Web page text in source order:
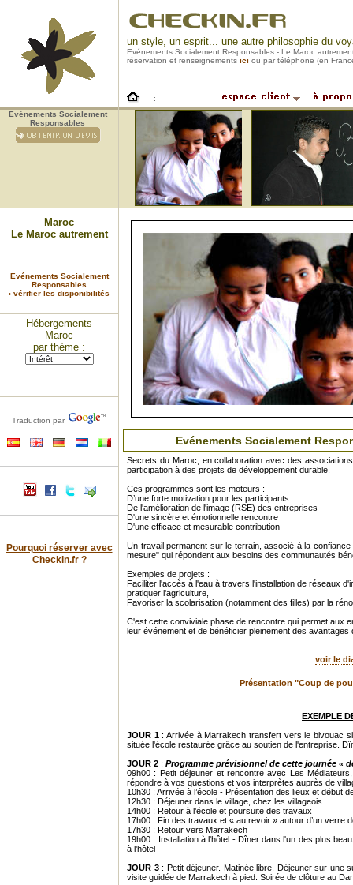
un style, un esprit... une autre philosophie du
Evénements Socialement Responsables - Le Maroc
réservation et renseignements ici ou par téléphone (en
Evénements Socialement
Responsables
Maroc
Le Maroc autrement
Evénements Socialement
Responsables
› vérifier les disponibilités
Hébergements
Maroc
par thème :
Traduction par
Pourquoi réserver avec
Checkin.fr ?
Evénements Socialement
Secrets du Maroc, en collaboration avec des
participation à des projets de développement durable.
Ces programmes sont les moteurs :
D’une forte motivation pour les participants
De l'amélioration de l'image (RSE) des entreprises
D'une sincère et émotionnelle rencontre
D'une efficace et mesurable contribution
Un travail permanent sur le terrain, associé à la
mesure" qui répondent aux besoins des communautés
Exemples de projets :
Faciliter l'accès à l'eau à travers l'installation de réseaux
pratiquer l'agriculture,
Favoriser la scolarisation (notamment des filles) par la
C'est cette conviviale phase de rencontre qui permet aux
leur événement et de bénéficier pleinement des avantages
voir le
Présentation "Coup de
EXEMPLE
JOUR 1: Arrivée à Marrakech transfert vers le bivouac
située l'école restaurée grâce au soutien de l'entreprise.
JOUR 2 : Programme prévisionnel de cette journée «
09h00 : Petit déjeuner et rencontre avec Les
répondre à vos questions et vos interprètes auprès de
10h30 : Arrivée à l’école - Présentation des lieux et début
12h30 : Déjeuner dans le village, chez les villageois
14h00 : Retour à l’école et poursuite des travaux
17h00 : Fin des travaux et « au revoir » autour d’un verre
17h30 : Retour vers Marrakech
19h00 : Installation à l'hôtel - Dîner dans l'un des plus
à l'hôtel
JOUR 3: Petit déjeuner. Matinée libre. Déjeuner sur une
visite guidée de Marrakech à pied. Soirée de clôture au